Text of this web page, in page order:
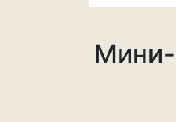
Мини-